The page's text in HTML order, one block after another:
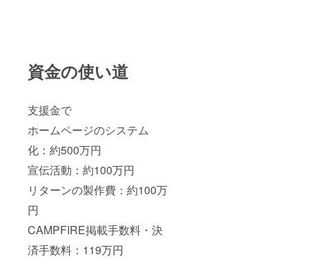
資金の使い道
支援金で
ホームページのシステム
化：約500万円
宣伝活動：約100万円
リターンの製作費：約100万
円
CAMPFIRE掲載手数料・決
済手数料：119万円